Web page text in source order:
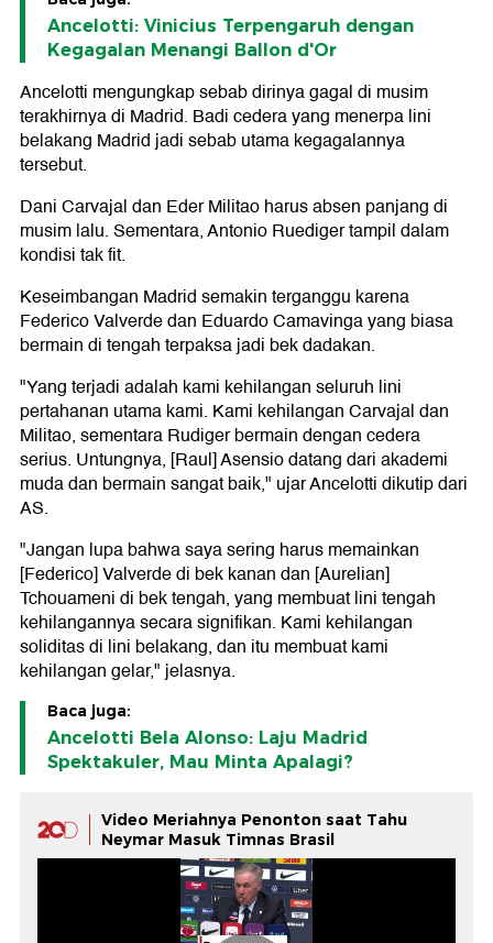
Ancelotti: Vinicius Terpengaruh dengan
Kegagalan Menangi Ballon d'Or
Ancelotti mengungkap sebab dirinya gagal di musim
terakhirnya di Madrid. Badi cedera yang menerpa lini
belakang Madrid jadi sebab utama kegagalannya
tersebut.
Dani Carvajal dan Eder Militao harus absen panjang di
musim lalu. Sementara, Antonio Ruediger tampil dalam
kondisi tak fit.
Keseimbangan Madrid semakin terganggu karena
Federico Valverde dan Eduardo Camavinga yang biasa
bermain di tengah terpaksa jadi bek dadakan.
"Yang terjadi adalah kami kehilangan seluruh lini
pertahanan utama kami. Kami kehilangan Carvajal dan
Militao, sementara Rudiger bermain dengan cedera
serius. Untungnya, [Raul] Asensio datang dari akademi
muda dan bermain sangat baik," ujar Ancelotti dikutip dari
AS.
"Jangan lupa bahwa saya sering harus memainkan
[Federico] Valverde di bek kanan dan [Aurelian]
Tchouameni di bek tengah, yang membuat lini tengah
kehilangannya secara signifikan. Kami kehilangan
soliditas di lini belakang, dan itu membuat kami
kehilangan gelar," jelasnya.
Baca juga:
Ancelotti Bela Alonso: Laju Madrid
Spektakuler, Mau Minta Apalagi?
Video Meriahnya Penonton saat Tahu
Neymar Masuk Timnas Brasil